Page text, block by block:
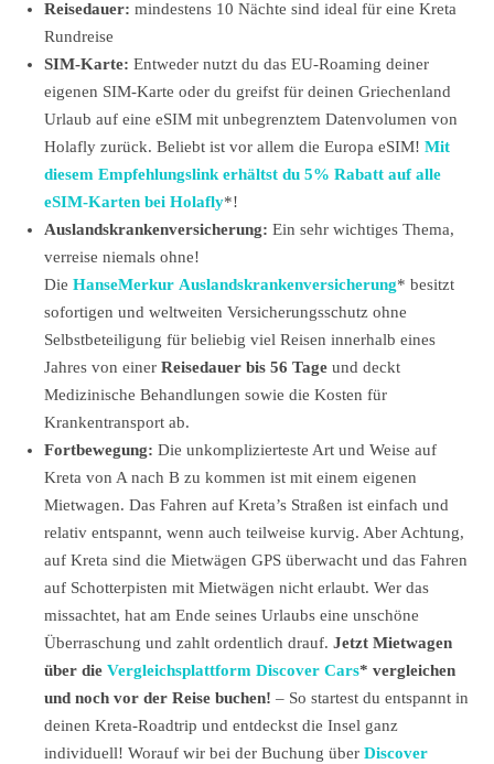
Reisedauer: mindestens 10 Nächte sind ideal für eine Kreta
Rundreise
SIM-Karte: Entweder nutzt du das EU-Roaming deiner
eigenen SIM-Karte oder du greifst für deinen Griechenland
Urlaub auf eine eSIM mit unbegrenztem Datenvolumen von
Holafly zurück. Beliebt ist vor allem die Europa eSIM! Mit
diesem Empfehlungslink erhältst du 5% Rabatt auf alle
eSIM-Karten bei Holafly*!
Auslandskrankenversicherung: Ein sehr wichtiges Thema,
verreise niemals ohne!
Die HanseMerkur Auslandskrankenversicherung* besitzt
sofortigen und weltweiten Versicherungsschutz ohne
Selbstbeteiligung für beliebig viel Reisen innerhalb eines
Jahres von einer Reisedauer bis 56 Tage und deckt
Medizinische Behandlungen sowie die Kosten für
Krankentransport ab.
Fortbewegung: Die unkomplizierteste Art und Weise auf
Kreta von A nach B zu kommen ist mit einem eigenen
Mietwagen. Das Fahren auf Kreta’s Straßen ist einfach und
relativ entspannt, wenn auch teilweise kurvig. Aber Achtung,
auf Kreta sind die Mietwägen GPS überwacht und das Fahren
auf Schotterpisten mit Mietwägen nicht erlaubt. Wer das
missachtet, hat am Ende seines Urlaubs eine unschöne
Überraschung und zahlt ordentlich drauf. Jetzt Mietwagen
über die Vergleichsplattform Discover Cars* vergleichen
und noch vor der Reise buchen! – So startest du entspannt in
deinen Kreta-Roadtrip und entdeckst die Insel ganz
individuell! Worauf wir bei der Buchung über Discover